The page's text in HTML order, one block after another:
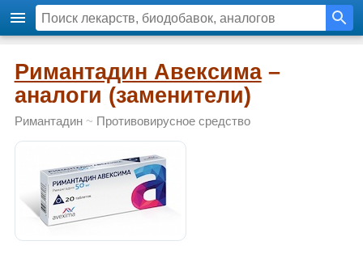
Римантадин Авексима–
аналоги (заменители)
Римантадин~ Противовирусное средство